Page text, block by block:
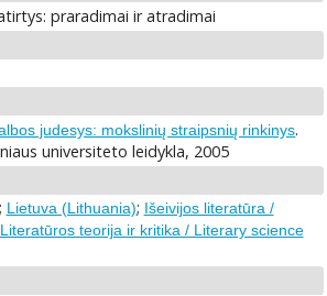
praradimai ir atradimai
judesys: mokslinių straipsnių rinkinys.
universiteto leidykla, 2005
; Lietuva (Lithuania); Išeivijos literatūra /
Literatūros teorija ir kritika / Literary science